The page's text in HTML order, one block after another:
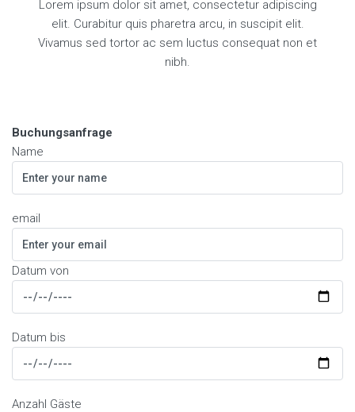
Lorem ipsum dolor sit amet, consectetur adipiscing
elit. Curabitur quis pharetra arcu, in suscipit elit.
Vivamus sed tortor ac sem luctus consequat non et
nibh.
Buchungsanfrage
Name
email
Datum von
Datum bis
Anzahl Gäste